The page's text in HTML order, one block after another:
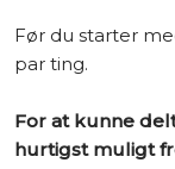
​Før du starter
par ting.
For at kunne
hurtigst muligt